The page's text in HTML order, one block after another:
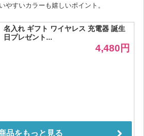
やすいカラーも嬉しいポイント。